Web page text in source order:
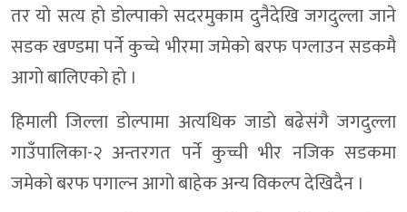
तर याे सत्य हाे डाेल्पाकाे सदरमुकाम दुनैदेखि जगदुल्ला जाने
सडक खण्डमा पर्ने कुच्चे भीरमा जमेकाे बरफ पग्लाउन सडकमै
आगाे बालिएकाे हाे ।
हिमाली जिल्ला डाेल्पामा अत्यधिक जाडाे बढेसंगै जगदुल्ला
गाउँपालिका-२ अन्तरगत पर्ने कुच्ची भीर नजिक सडकमा
जमेकाे बरफ पगाल्न आगाे बाहेक अन्य विकल्प देखिदैन ।